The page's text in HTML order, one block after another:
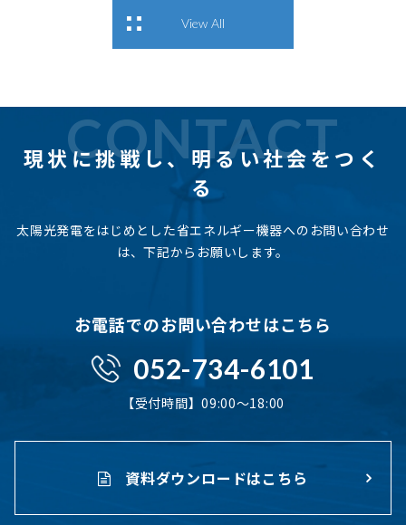
View All
CONTACT
現状に挑戦し、明るい社会をつく
る
太陽光発電をはじめとした省エネルギー機器へのお問い合わせ
は、下記からお願いします。
お電話でのお問い合わせはこちら
052-734-6101
【受付時間】09:00〜18:00
資料ダウンロードはこちら